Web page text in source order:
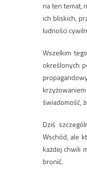
na ten temat,
ich bliskich,
ludności
Wszelkim
określonych
świadomość,
Dziś
Wschód, ale
każdej chwili
bronić.